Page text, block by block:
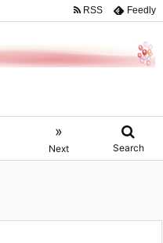
»
Next Search
RSS Feedly